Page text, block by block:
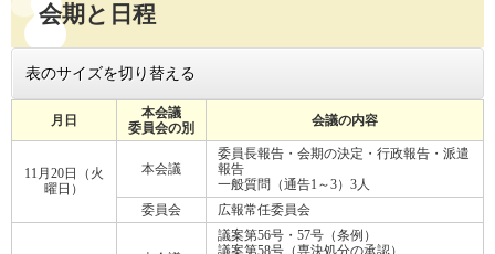
会期と日程
表のサイズを切り替える
月日
本会議
委員会の別
会議の内容
11月20日（火
曜日）
本会議
委員長報告・会期の決定・行政報告・派遣
報告
一般質問（通告1～3）3人
委員会
広報常任委員会
議案第56号・57号（条例）
議案第58号（専決処分の承認）